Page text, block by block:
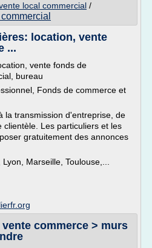
local commercial /
location, vente
...
vente fonds de
bureau
Fonds de commerce et
la transmission d'entreprise, de
Les particuliers et les
gratuitement des annonces
Marseille, Toulouse,...
commerce > murs